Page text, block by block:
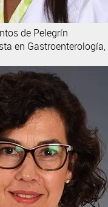
de Pelegrín
en